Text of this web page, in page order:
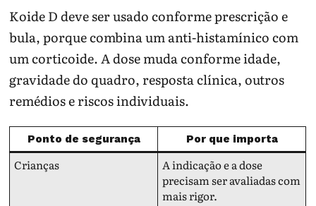
Koide D deve ser usado conforme prescrição e
bula, porque combina um anti-histamínico com
um corticoide. A dose muda conforme idade,
gravidade do quadro, resposta clínica, outros
remédios e riscos individuais.
Ponto de segurança Por que importa
Crianças
A indicação e a dose
precisam ser avaliadas com
mais rigor.